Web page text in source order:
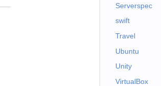
Serverspec
swift
Travel
Ubuntu
Unity
VirtualBox